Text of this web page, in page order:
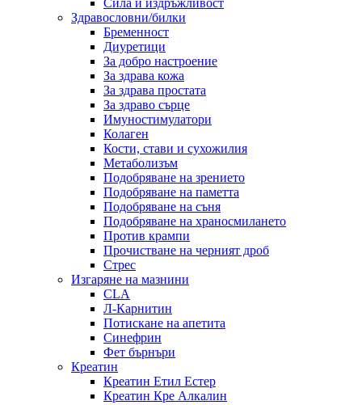
Здравословни/билки
Бременност
Диуретици
За добро настроение
За здрава кожа
За здрава простата
За здраво сърце
Имуностимулатори
Колаген
Кости, стави и сухожилия
Метаболизъм
Подобряване на зрението
Подобряване на паметта
Подобряване на съня
Подобряване на храносмилането
Против крампи
Прочистване на черният дроб
Стрес
Изгаряне на мазнини
CLA
Л-Карнитин
Потискане на апетита
Синефрин
Фет бърнъри
Креатин
Креатин Етил Естер
Креатин Кре Алкалин